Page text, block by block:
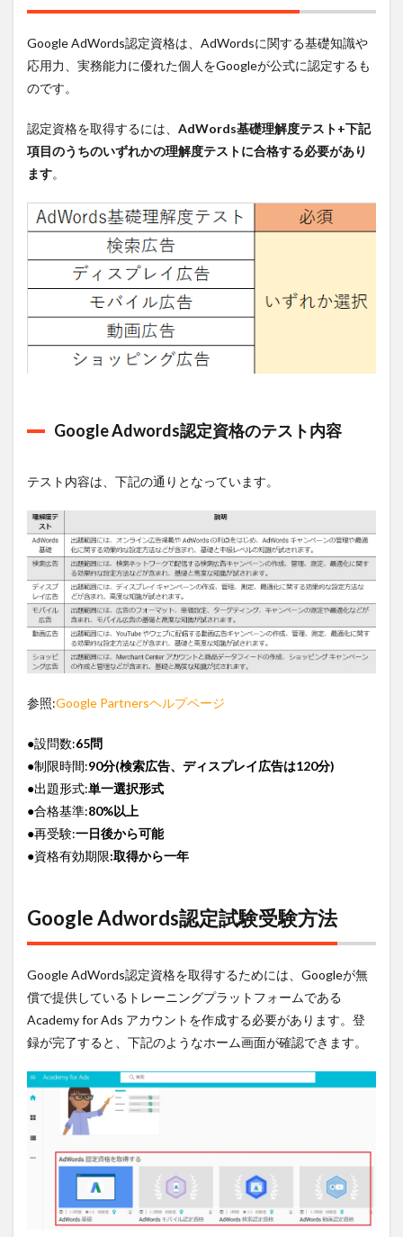
Google AdWords認定資格は、AdWordsに関する基礎知識や
応用力、実務能力に優れた個人をGoogleが公式に認定するも
のです。
認定資格を取得するには、 AdWords基礎理解度テスト+下記
項目のうちのいずれかの理解度テストに合格する必要があり
ます。
Google Adwords認定資格のテスト内容
テスト内容は、下記の通りとなっています。
参照:Google Partnersヘルプページ
●設問数:65問
●制限時間:90分(検索広告、ディスプレイ広告は120分)
●出題形式:単一選択形式
●合格基準:80%以上
●再受験:一日後から可能
●資格有効期限:取得から一年
Google Adwords認定試験受験方法
Google AdWords認定資格を取得するためには、Googleが無
償で提供しているトレーニングプラットフォームである
Academy for Ads アカウントを作成する必要があります。登
録が完了すると、下記のようなホーム画面が確認できます。